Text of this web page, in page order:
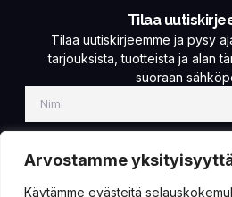
Arvostamme
Käytämme evästeitä
Tilaa
Tilaa uutiskirjeemme ja pysy
tarjouksista, tuotteista ja alan
suoraan
TILAA!